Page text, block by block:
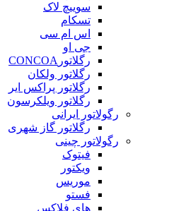
سوییچ لاک
تسکام
اس ام سی
جی او
رگلاتورCONCOA
رگلاتور ولکان
رگلاتور پراکس ایر
رگلاتور ویلکرسون
رگولاتور ایرانی
رگلاتور گاز شهری
رگولاتور چینی
فیتوک
ویکتور
موریس
فستو
های فلاکس